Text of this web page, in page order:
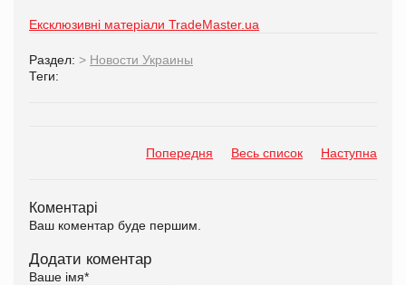
Ексклюзивні матеріали TradeMaster.ua
Раздел: > Новости Украины
Теги:
Попередня Весь список Наступна
Коментарі
Ваш коментар буде першим.
Додати коментар
Ваше імя*